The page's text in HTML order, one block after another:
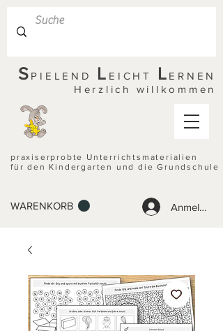
S PIELEND L EICHT L ERNEN
Herzlich willkommen
praxiserprobte Unterrichtsmaterialien
für den Kindergarten und die Grundschule
WARENKORB Anmelden